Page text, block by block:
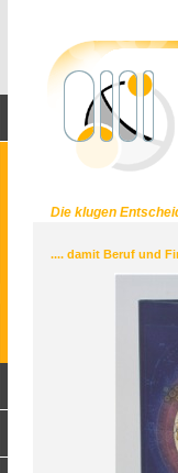
Die klugen
.... damit Beruf und